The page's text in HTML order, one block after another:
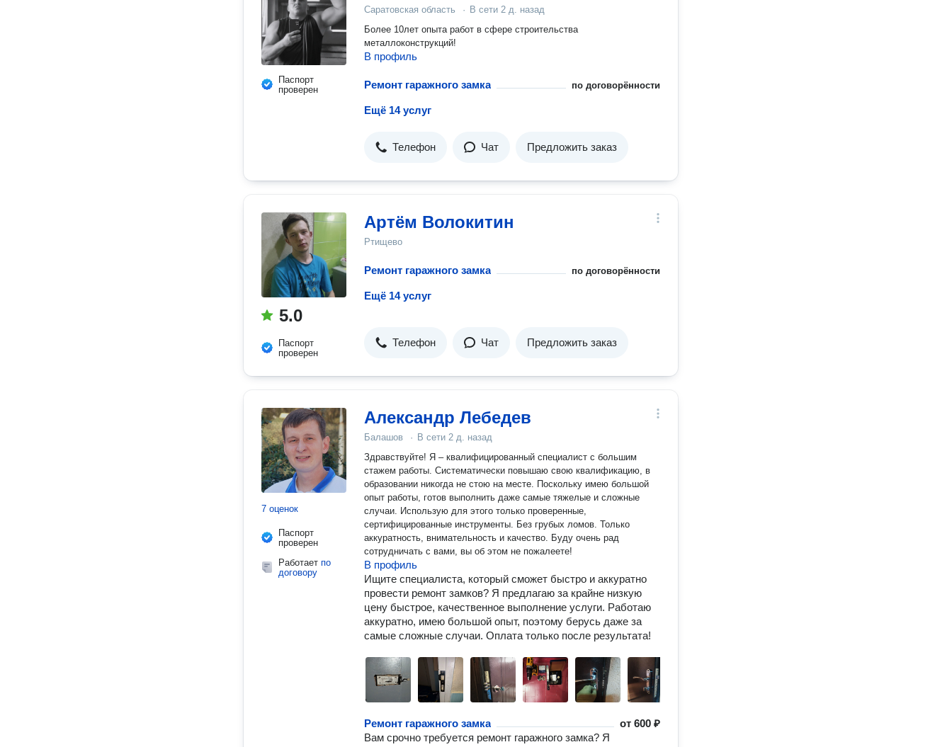
Паспорт
проверен
Саратовская область · В сети 2 д. назад
Более 10лет опыта работ в сфере строительства
металлоконструкций!
В профиль
Ремонт гаражного замка по договорённости
Ещё 14 услуг
Телефон Чат Предложить заказ
5.0
Паспорт
проверен
Артём Волокитин
Ртищево
Ремонт гаражного замка по договорённости
Ещё 14 услуг
Телефон Чат Предложить заказ
7 оценок
Паспорт
проверен
Работает по
договору
Александр Лебедев
Балашов · В сети 2 д. назад
Здравствуйте! Я – квалифицированный специалист с большим
стажем работы. Систематически повышаю свою квалификацию, в
образовании никогда не стою на месте. Поскольку имею большой
опыт работы, готов выполнить даже самые тяжелые и сложные
случаи. Использую для этого только проверенные,
сертифицированные инструменты. Без грубых ломов. Только
аккуратность, внимательность и качество. Буду очень рад
сотрудничать с вами, вы об этом не пожалеете!
В профиль
Ищите специалиста, который сможет быстро и аккуратно
провести ремонт замков? Я предлагаю за крайне низкую
цену быстрое, качественное выполнение услуги. Работаю
аккуратно, имею большой опыт, поэтому берусь даже за
самые сложные случаи. Оплата только после результата!
Ремонт гаражного замка от600 ₽
Вам срочно требуется ремонт гаражного замка? Я